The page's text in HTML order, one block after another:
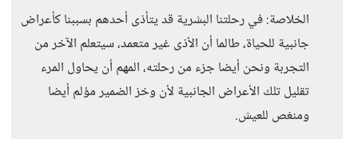
الخلاصة: في رحلتنا البشرية قد يتأذى أحدهم بسببنا كأعراض
جانبية للحياة، طالما أن الأذى غير متعمد، سيتعلم الآخر من
التجربة ونحن أيضا جزء من رحلته، المهم أن يحاول المرء
تقليل تلك الأعراض الجانبية لأن وخز الضمير مؤلم أيضا
ومنغص للعيش.